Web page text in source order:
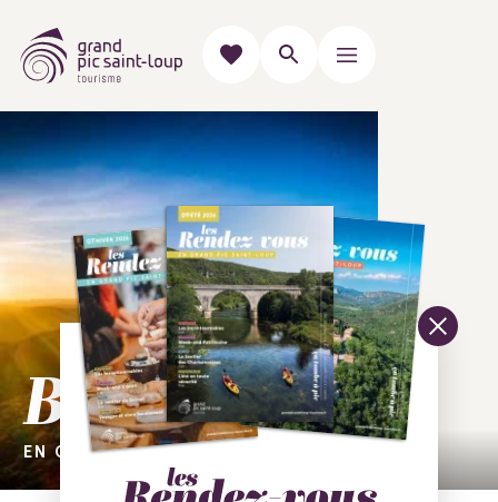
Bienvenue
EN GRAND PIC SAINT-LOUP